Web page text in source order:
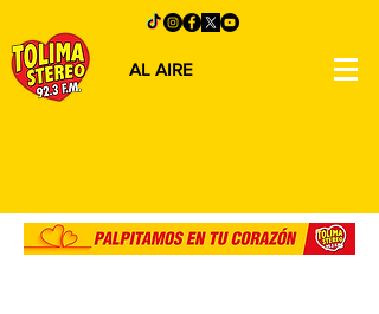
AL AIRE